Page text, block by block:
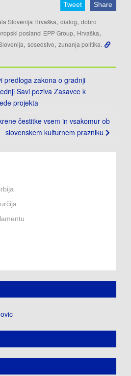
Tweet Share
Slovenija Hrvaška, dialog, dobro
poslanci EPP Group, Hrvaška,
, sosedstvo, zunanja politika.
predloga zakona o gradnji
Savi poziva Zasavce k
projekta
čestitke vsem in vsakomur ob
slovenskem kulturnem prazniku